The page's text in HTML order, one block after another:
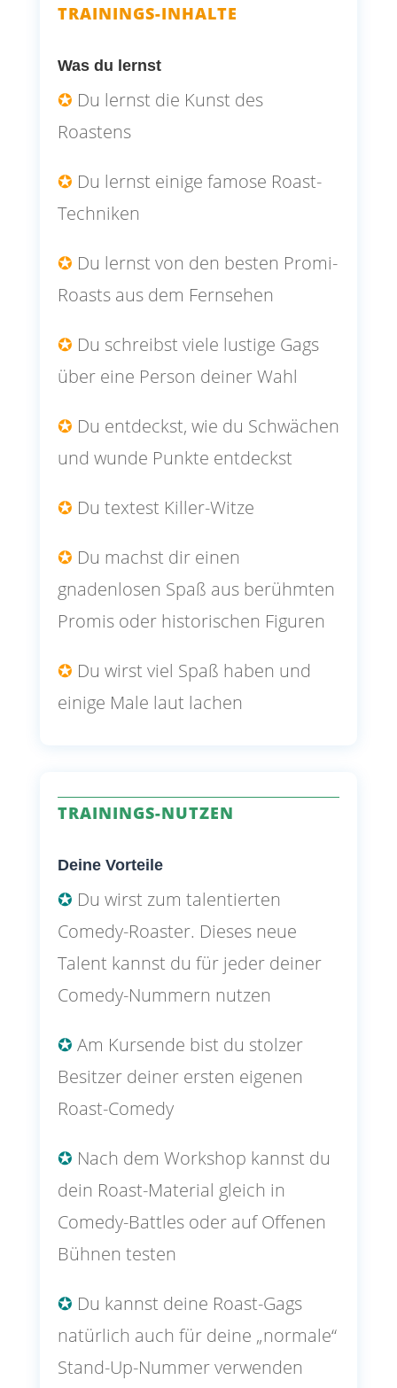
TRAININGS-INHALTE
Was du lernst
✪ Du lernst die Kunst des
Roastens
✪ Du lernst einige famose Roast-
Techniken
✪ Du lernst von den besten Promi-
Roasts aus dem Fernsehen
✪ Du schreibst viele lustige Gags
über eine Person deiner Wahl
✪ Du entdeckst, wie du Schwächen
und wunde Punkte entdeckst
✪ Du textest Killer-Witze
✪ Du machst dir einen
gnadenlosen Spaß aus berühmten
Promis oder historischen Figuren
✪ Du wirst viel Spaß haben und
einige Male laut lachen
TRAININGS-NUTZEN
Deine Vorteile
✪ Du wirst zum talentierten
Comedy-Roaster. Dieses neue
Talent kannst du für jeder deiner
Comedy-Nummern nutzen
✪ Am Kursende bist du stolzer
Besitzer deiner ersten eigenen
Roast-Comedy
✪ Nach dem Workshop kannst du
dein Roast-Material gleich in
Comedy-Battles oder auf Offenen
Bühnen testen
✪ Du kannst deine Roast-Gags
natürlich auch für deine „normale“
Stand-Up-Nummer verwenden